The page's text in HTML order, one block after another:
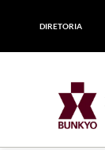
DIRETORIA